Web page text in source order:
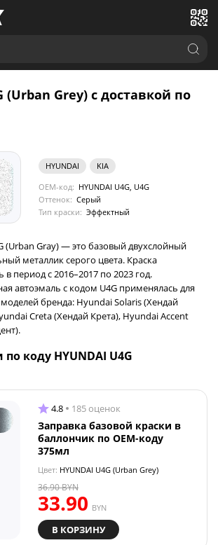
(Urban Grey) с доставкой по
HYUNDAI
KIA
OEM-код: HYUNDAI U4G, U4G
Оттенок: Серый
Тип краски: Эффектный
(Urban Gray) — это базовый двухслойный
металлик серого цвета. Краска
в период с 2016–2017 по 2023 год.
автоэмаль с кодом U4G применялась для
бренда: Hyundai Solaris (Хендай
Creta (Хендай Крета), Hyundai Accent
коду HYUNDAI U4G
4.8 185 оценок
Заправка базовой краски в
баллончик по OEM-коду
375мл
Цвет: HYUNDAI U4G (Urban Grey)
33.90 BYN
36.90BYN
В КОРЗИНУ